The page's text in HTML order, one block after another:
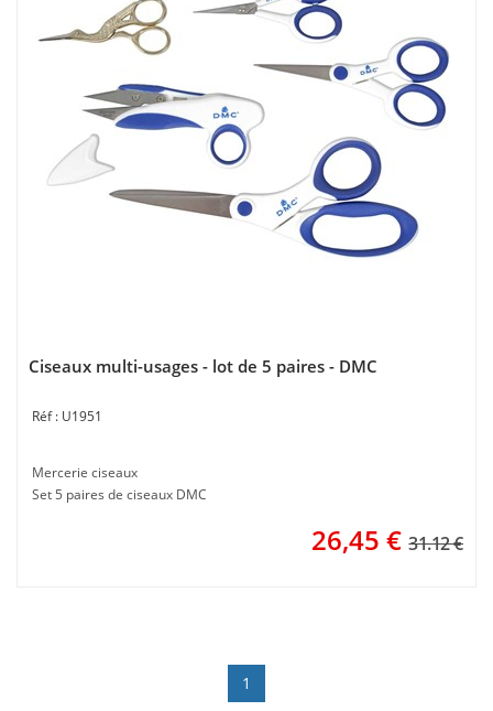
Ciseaux multi-usages - lot de 5 paires - DMC
U1951
Mercerie ciseaux
Set 5 paires de ciseaux DMC
26,45 € 31.12 €
1